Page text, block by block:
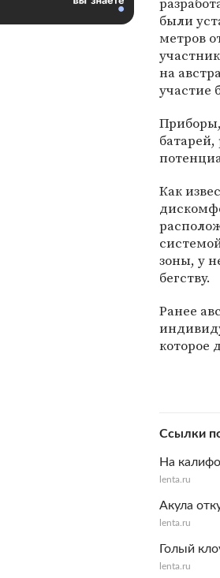
были
метров
на
участие
Как
зоны, у
бегству.
Ранее
которое
Ссылки
На
lenta.ru
Акула
lenta.ru
Голый
lenta.ru